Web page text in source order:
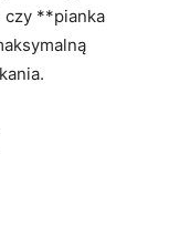
czy **pianka